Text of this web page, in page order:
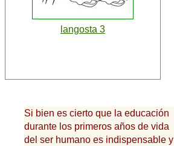
langosta 3
Si bien es cierto que la educación
durante los primeros años de vida
del ser humano es indispensable y